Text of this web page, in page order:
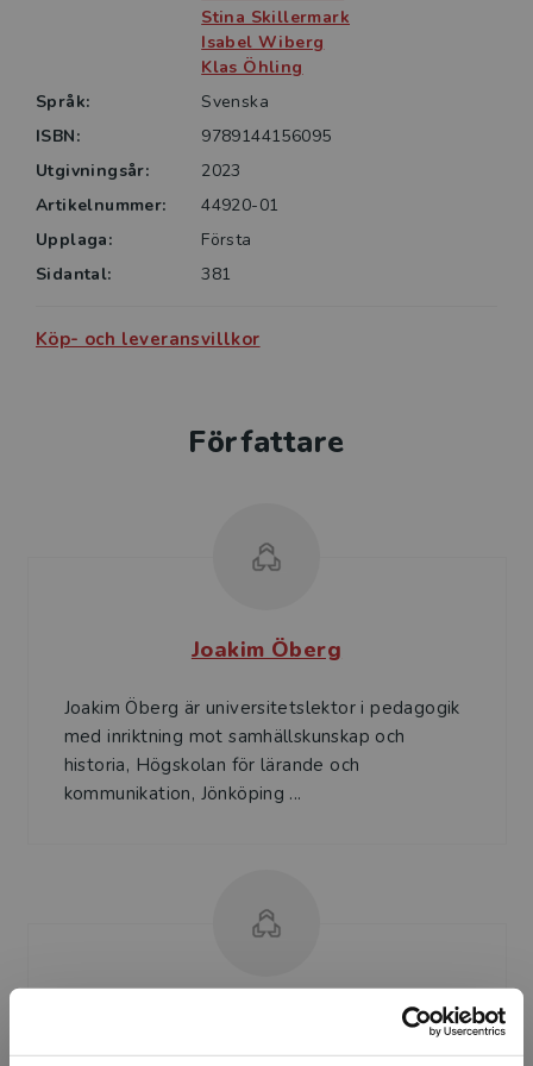
Stina Skillermark
Isabel Wiberg
Klas Öhling
Språk:
Svenska
ISBN:
9789144156095
Utgivningsår:
2023
Artikelnummer:
44920-01
Upplaga:
Första
Sidantal:
381
Köp- och leveransvillkor
Författare
Joakim Öberg
Joakim Öberg är universitetslektor i pedagogik
med inriktning mot samhällskunskap och
historia, Högskolan för lärande och
kommunikation, Jönköping ...